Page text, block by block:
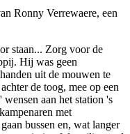
Ronny Verrewaere, een
staan... Zorg voor de
Hij was geen
uit de mouwen te
de toog, mee op een
aan het station 's
met
bussen en, wat langer